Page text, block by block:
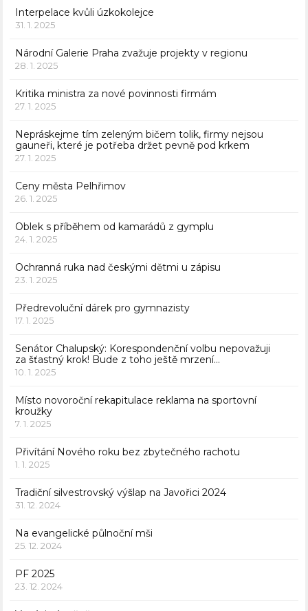
Interpelace kvůli úzkokolejce
31. 1. 2025
Národní Galerie Praha zvažuje projekty v regionu
28. 1. 2025
Kritika ministra za nové povinnosti firmám
27. 1. 2025
Nepráskejme tím zeleným bičem tolik, firmy nejsou
gauneři, které je potřeba držet pevně pod krkem
27. 1. 2025
Ceny města Pelhřimov
26. 1. 2025
Oblek s příběhem od kamarádů z gymplu
24. 1. 2025
Ochranná ruka nad českými dětmi u zápisu
23. 1. 2025
Předrevoluční dárek pro gymnazisty
17. 1. 2025
Senátor Chalupský: Korespondenční volbu nepovažuji
za šťastný krok! Bude z toho ještě mrzení…
10. 1. 2025
Místo novoroční rekapitulace reklama na sportovní
kroužky
7. 1. 2025
Přivítání Nového roku bez zbytečného rachotu
1. 1. 2025
Tradiční silvestrovský výšlap na Javořici 2024
31. 12. 2024
Na evangelické půlnoční mši
25. 12. 2024
PF 2025
23. 12. 2024